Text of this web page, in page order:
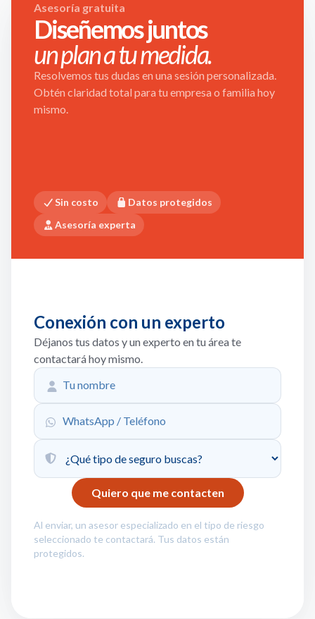
Asesoría gratuita
Diseñemos juntos
un plan a tu medida.
Resolvemos tus dudas en una sesión personalizada.
Obtén claridad total para tu empresa o familia hoy
mismo.
Sin costo
Datos protegidos
Asesoría experta
Conexión con un experto
Déjanos tus datos y un experto en tu área te
contactará hoy mismo.
Al enviar, un asesor especializado en el tipo de riesgo
seleccionado te contactará. Tus datos están
protegidos.